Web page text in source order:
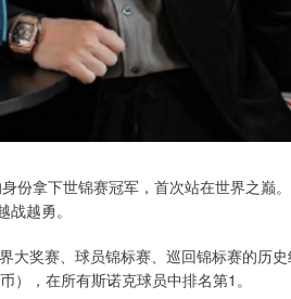
份拿下世锦赛冠军，首次站在世界之巅
越勇。
大奖赛、球员锦标赛、巡回锦标赛的历
，在所有斯诺克球员中排名第1。